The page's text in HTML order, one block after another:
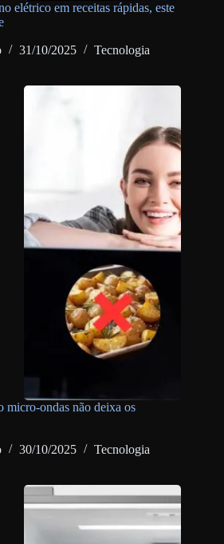
elétrico em receitas rápidas, este
31/10/2025 Tecnologia
micro-ondas não deixa os
30/10/2025 Tecnologia